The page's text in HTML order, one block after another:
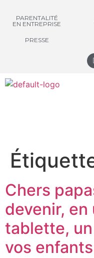
PARENTALITÉ
EN ENTREPRISE
PRESSE
Chers
devenir, en
tablette,
vos enfants